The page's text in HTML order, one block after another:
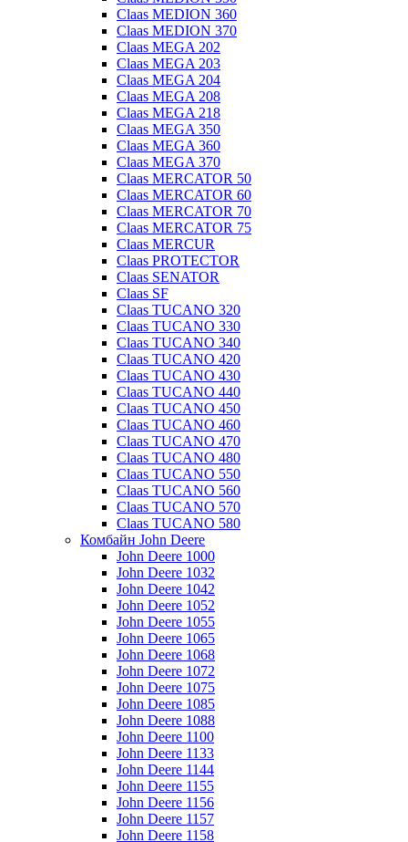
Claas MEDION 360
Claas MEDION 370
Claas MEGA 202
Claas MEGA 203
Claas MEGA 204
Claas MEGA 208
Claas MEGA 218
Claas MEGA 350
Claas MEGA 360
Claas MEGA 370
Claas MERCATOR 50
Claas MERCATOR 60
Claas MERCATOR 70
Claas MERCATOR 75
Claas MERCUR
Claas PROTECTOR
Claas SENATOR
Claas SF
Claas TUCANO 320
Claas TUCANO 330
Claas TUCANO 340
Claas TUCANO 420
Claas TUCANO 430
Claas TUCANO 440
Claas TUCANO 450
Claas TUCANO 460
Claas TUCANO 470
Claas TUCANO 480
Claas TUCANO 550
Claas TUCANO 560
Claas TUCANO 570
Claas TUCANO 580
Комбайн John Deere
John Deere 1000
John Deere 1032
John Deere 1042
John Deere 1052
John Deere 1055
John Deere 1065
John Deere 1068
John Deere 1072
John Deere 1075
John Deere 1085
John Deere 1088
John Deere 1100
John Deere 1133
John Deere 1144
John Deere 1155
John Deere 1156
John Deere 1157
John Deere 1158